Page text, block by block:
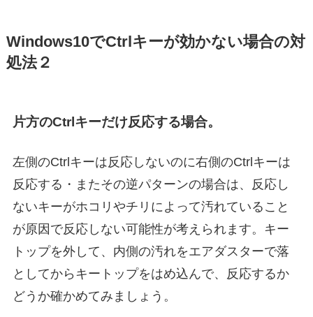
Windows10でCtrlキーが効かない場合の対
処法２
片方のCtrlキーだけ反応する場合。
左側のCtrlキーは反応しないのに右側のCtrlキーは
反応する・またその逆パターンの場合は、反応し
ないキーがホコリやチリによって汚れていること
が原因で反応しない可能性が考えられます。キー
トップを外して、内側の汚れをエアダスターで落
としてからキートップをはめ込んで、反応するか
どうか確かめてみましょう。